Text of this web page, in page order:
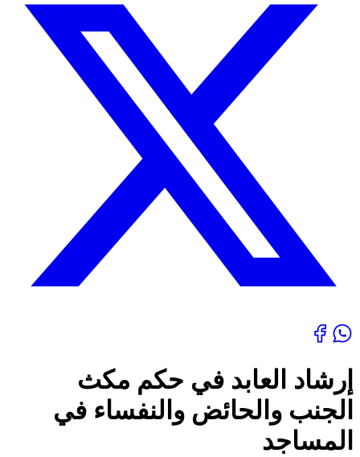
إرشاد العابد في حكم مكث
الجنب والحائض والنفساء في
المساجد